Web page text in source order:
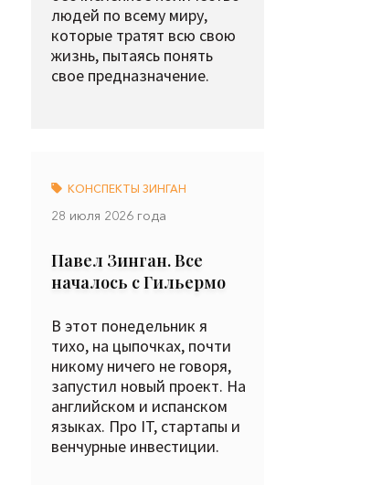
людей по всему миру,
которые тратят всю свою
жизнь, пытаясь понять
свое предназначение.
КОНСПЕКТЫ ЗИНГАН
28 июля 2026 года
Павел Зинган. Все
началось с Гильермо
В этот понедельник я
тихо, на цыпочках, почти
никому ничего не говоря,
запустил новый проект. На
английском и испанском
языках. Про IT, стартапы и
венчурные инвестиции.